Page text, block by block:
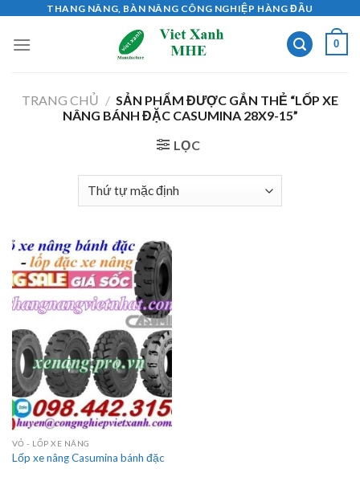
content
THANG NÂNG, BÀN NÂNG CÔNG NGHIỆP HÀNG ĐẦU
0
TRANG CHỦ / SẢN PHẨM ĐƯỢC GẮN THẺ “LỐP XE
NÂNG BÁNH ĐẶC CASUMINA 28X9-15”
LỌC
VỎ - LỐP XE NÂNG
Lốp xe nâng Casumina bánh đặc